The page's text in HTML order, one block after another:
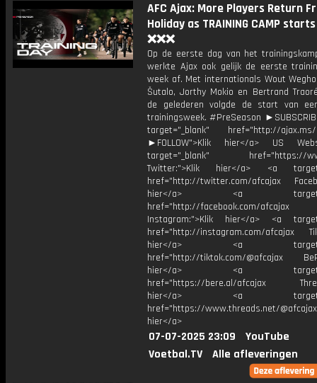
AFC Ajax: More Players Return
Holiday as TRAINING CAMP starts
❌❌❌
Op de eerste dag van het
werkte Ajax ook gelijk de eerste
week af. Met internationals Wout
Šutalo, Jorthy Mokio en Bertrand
de gelederen volgde de start van
trainingsweek. #PreSeason
target="_blank" href="http://ajax.ms/
►FOLLOW">Klik hier</a> US
target="_blank" href="https://
Twitter:">Klik hier</a> <a
href="http://twitter.com/afcajax
hier</a> <a
href="http://facebook.com/afcajax
Instagram:">Klik hier</a> <a
href="http://instagram.com/afcajax
hier</a> <a
href="http://tiktok.com/@afcajax
hier</a> <a
href="https://bere.al/afcajax
hier</a> <a
href="https://www.threads.net/
hier</a>
07-07-2025 23:09
YouTube
Voetbal.TV
Alle afleveringen